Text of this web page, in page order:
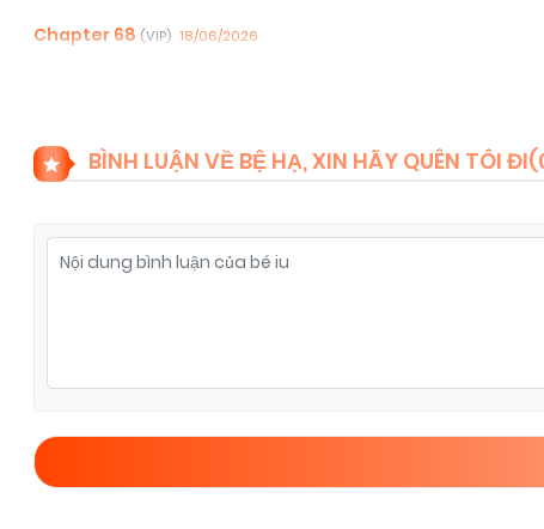
Chapter 68 (VIP) 18/06/2026
Chapter 58
BÌNH LUẬN VỀ BỆ HẠ, XIN HÃY QUÊN TÔI ĐI(